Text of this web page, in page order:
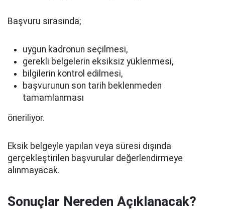
Başvuru sırasında;
uygun kadronun seçilmesi,
gerekli belgelerin eksiksiz yüklenmesi,
bilgilerin kontrol edilmesi,
başvurunun son tarih beklenmeden
tamamlanması
öneriliyor.
Eksik belgeyle yapılan veya süresi dışında
gerçekleştirilen başvurular değerlendirmeye
alınmayacak.
Sonuçlar Nereden Açıklanacak?